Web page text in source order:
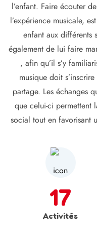
l’enfant. Faire écouter
l’expérience musicale,
enfant aux différents
également de lui faire
, afin qu’il s’y
musique doit
partage. Les échanges
que celui-ci permettent
social tout en favorisant
17
Activités